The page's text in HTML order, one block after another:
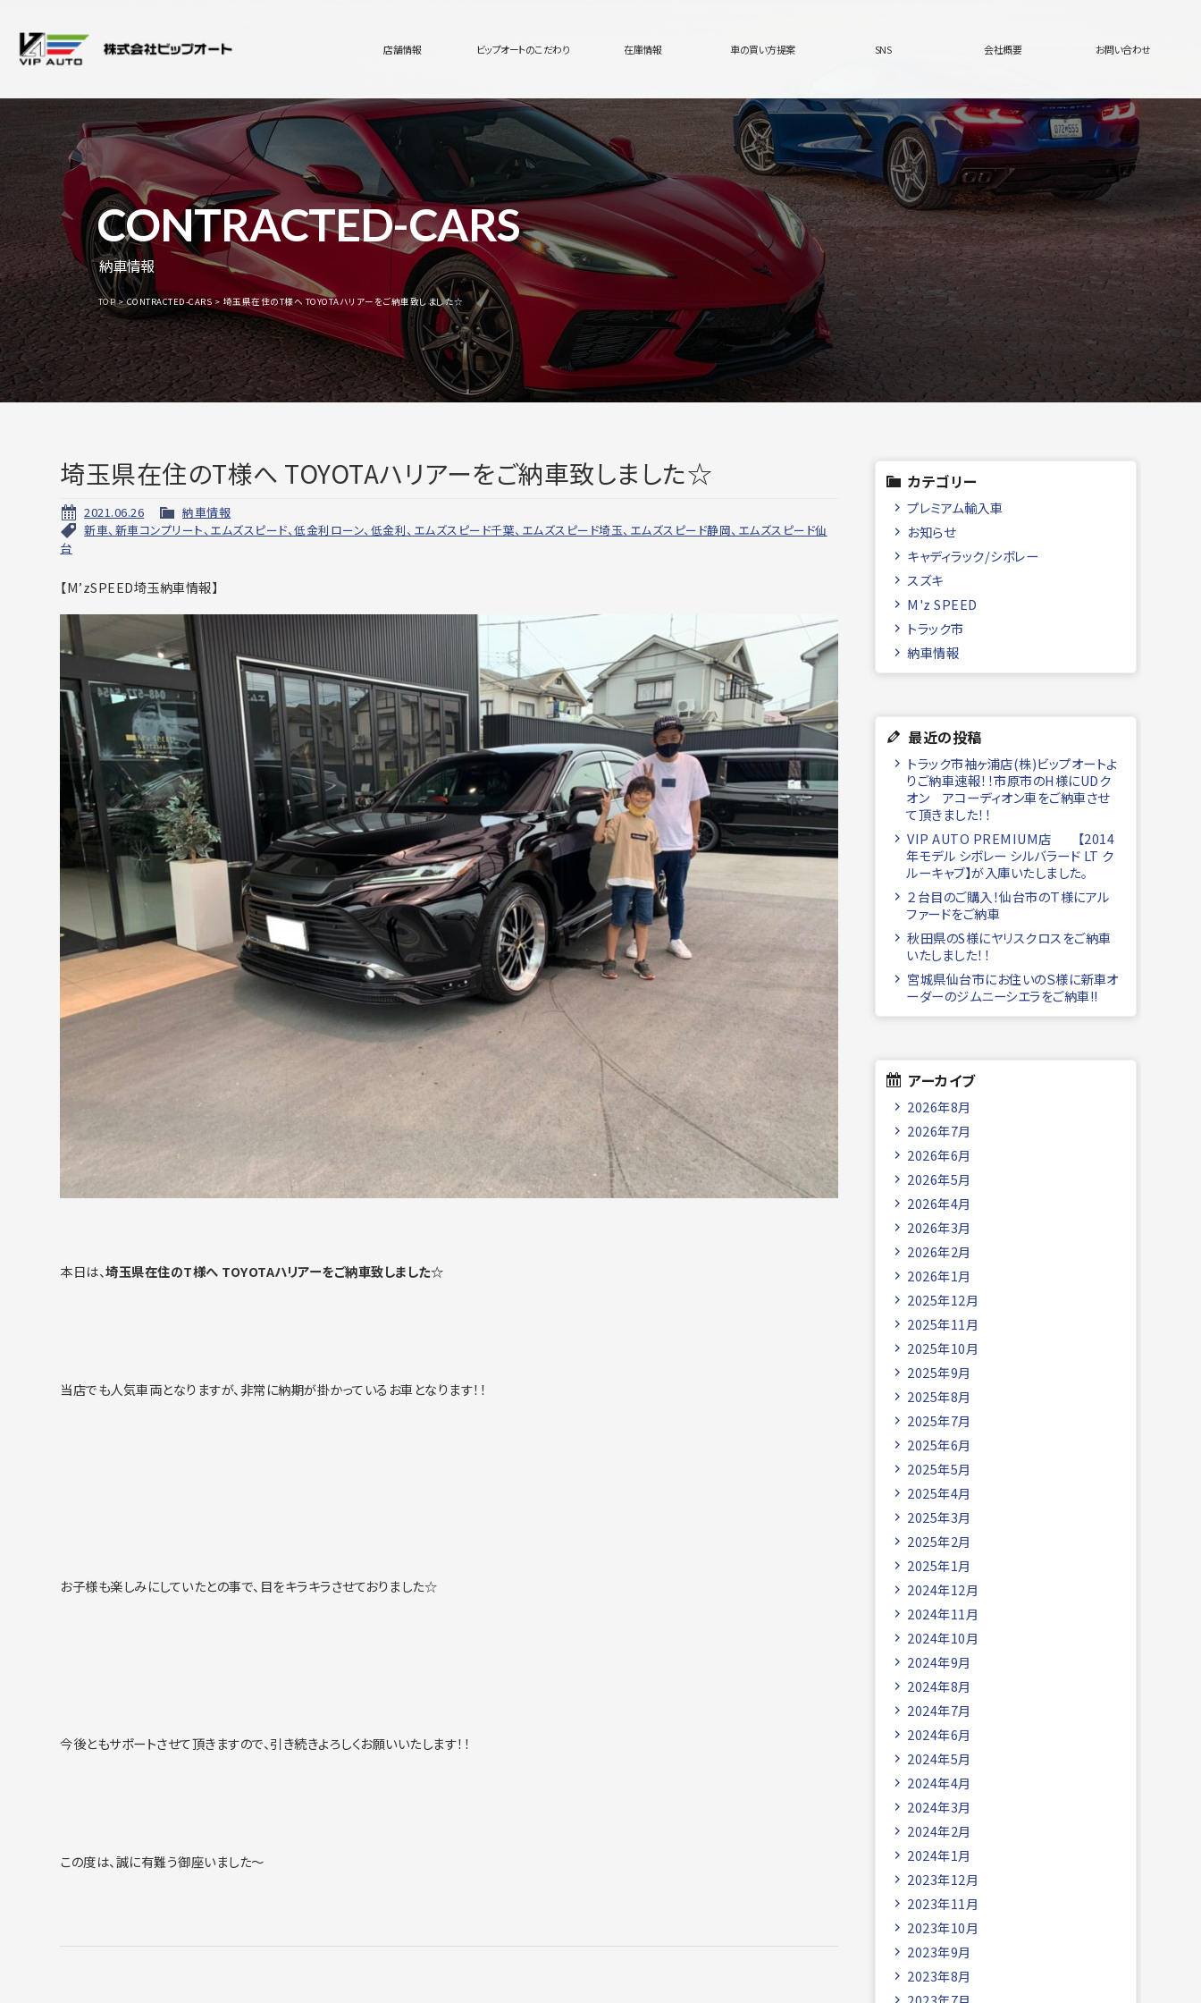
店舗情報 ビップオートのこだわり 在庫情報 車の買い方提案 SNS 会社概要 お問い合わせ
CONTRACTED-CARS
納車情報
TOP CONTRACTED-CARS 埼玉県在住のT様へ TOYOTAハリアーをご納車致しました☆
埼玉県在住のT様へ TOYOTAハリアーをご納車致しました☆
2021.06.26
納車情報
新車、新車コンプリート、エムズスピード、低金利ローン、低金利、エムズスピード千葉、エムズスピード埼玉、エムズスピード静岡、エムズスピード仙
台
【M’zSPEED埼玉納車情報】
本日は、埼玉県在住のT様へ TOYOTAハリアーをご納車致しました☆
当店でも人気車両となりますが、非常に納期が掛かっているお車となります！！
お子様も楽しみにしていたとの事で、目をキラキラさせておりました☆
今後ともサポートさせて頂きますので、引き続きよろしくお願いいたします！！
この度は、誠に有難う御座いました～
カテゴリー
プレミアム輸入車
お知らせ
キャディラック/シボレー
スズキ
M'z SPEED
トラック市
納車情報
最近の投稿
トラック市袖ヶ浦店(株)ビップオートよ
りご納車速報！！市原市のH様にUDク
オン アコーディオン車をご納車させ
て頂きました！！
VIP AUTO PREMIUM店 【2014
年モデル シボレー シルバラード LT ク
ルーキャブ】が入庫いたしました。
２台目のご購入！仙台市のＴ様にアル
ファードをご納車
秋田県のS様にヤリスクロスをご納車
いたしました！！
宮城県仙台市にお住いのＳ様に新車オ
ーダーのジムニーシエラをご納車!!
アーカイブ
2026年8月
2026年7月
2026年6月
2026年5月
2026年4月
2026年3月
2026年2月
2026年1月
2025年12月
2025年11月
2025年10月
2025年9月
2025年8月
2025年7月
2025年6月
2025年5月
2025年4月
2025年3月
2025年2月
2025年1月
2024年12月
2024年11月
2024年10月
2024年9月
2024年8月
2024年7月
2024年6月
2024年5月
2024年4月
2024年3月
2024年2月
2024年1月
2023年12月
2023年11月
2023年10月
2023年9月
2023年8月